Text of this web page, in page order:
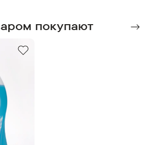
покупают